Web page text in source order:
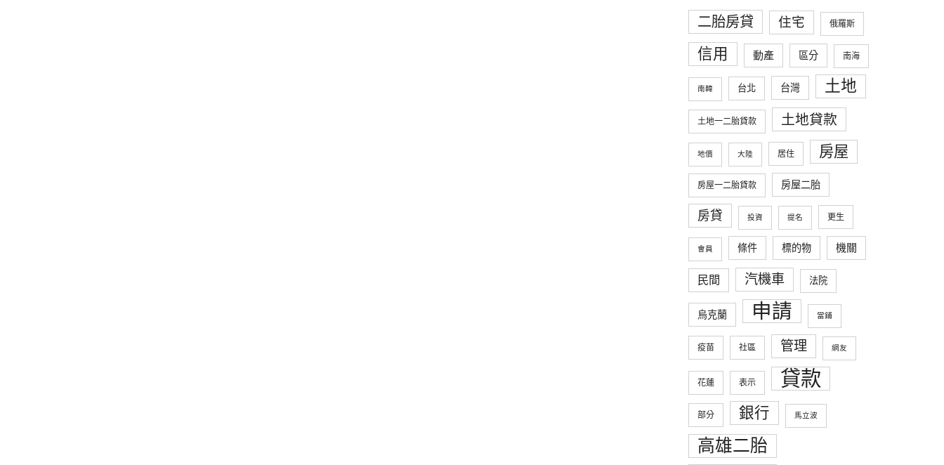
二胎房貸 住宅 俄羅斯
信用 動產 區分 南海
南韓 台北 台灣 土地
土地一二胎貸款 土地貸款
地價 大陸 居住 房屋
房屋一二胎貸款 房屋二胎
房貸 投資 提名 更生
會員 條件 標的物 機關
民間 汽機車 法院
烏克蘭 申請 當鋪
疫苗 社區 管理 網友
花蓮 表示 貸款
部分 銀行 馬立波
高雄二胎